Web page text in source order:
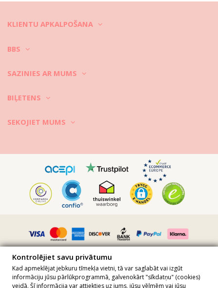
KLIENTU APKALPOŠANA
BBS
SAZINIES AR MUMS
BIĻETENS
SEKOJIET MUMS
Kontrolējiet savu privātumu
Kad apmeklējat jebkuru tīmekļa vietni, tā var saglabāt vai izgūt
informāciju jūsu pārlūkprogrammā, galvenokārt "sīkdatņu" (cookies)
veidā. Šī informācija var attiekties uz jums, jūsu vēlmēm vai jūsu